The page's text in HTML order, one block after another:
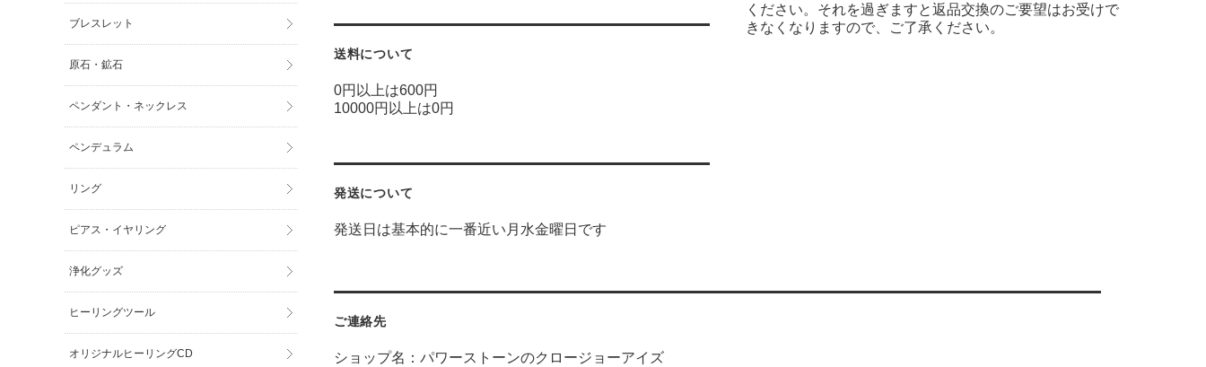
送料について
0円以上は600円
10000円以上は0円
発送について
発送日は基本的に一番近い月水金曜日です
ください。それを過ぎますと返品交換のご要望はお受けで
きなくなりますので、ご了承ください。
ご連絡先
ショップ名：パワーストーンのクロージョーアイズ
ブレスレット
原石・鉱石
ペンダント・ネックレス
ペンデュラム
リング
ピアス・イヤリング
浄化グッズ
ヒーリングツール
オリジナルヒーリングCD